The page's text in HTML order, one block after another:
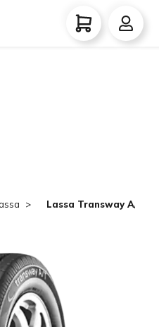
Lassa Transway A/T